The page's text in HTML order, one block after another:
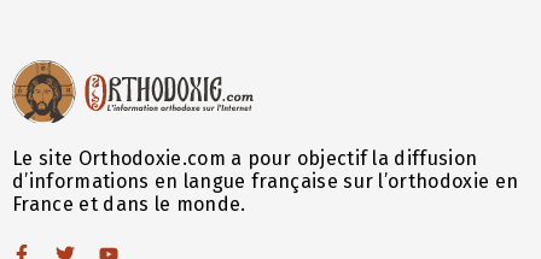
Le site Orthodoxie.com a pour objectif la diffusion
d’informations en langue française sur l’orthodoxie en
France et dans le monde.